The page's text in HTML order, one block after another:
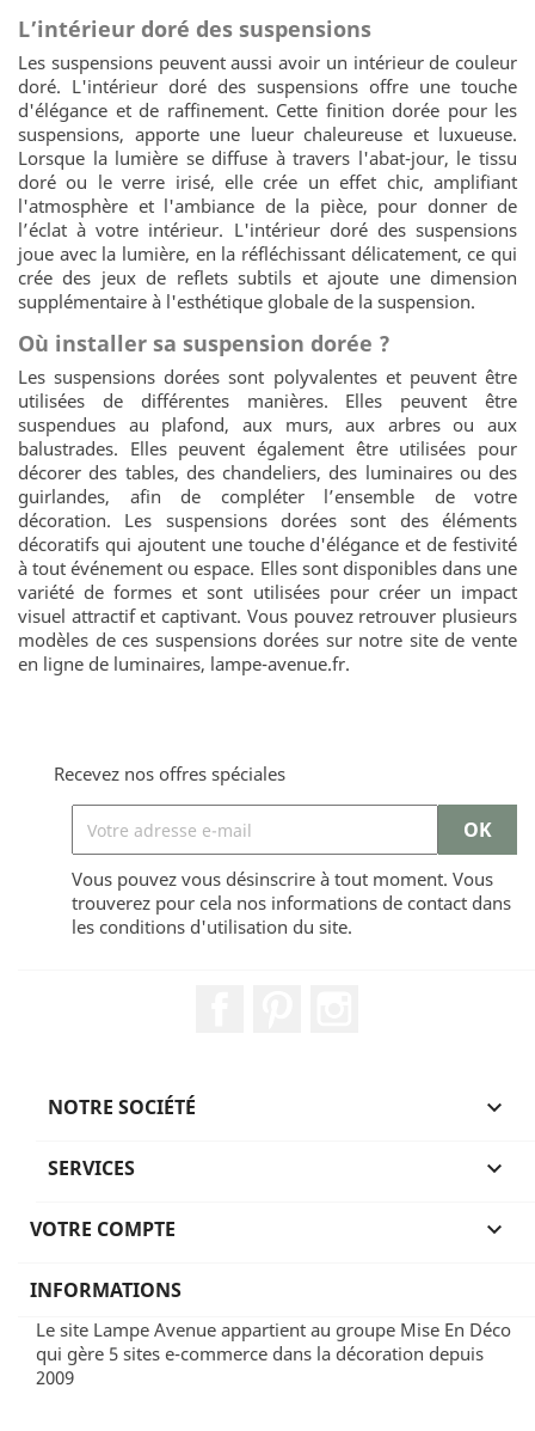
L’intérieur doré des suspensions
Les suspensions peuvent aussi avoir un intérieur de couleur
doré. L'intérieur doré des suspensions offre une touche
d'élégance et de raffinement. Cette finition dorée pour les
suspensions, apporte une lueur chaleureuse et luxueuse.
Lorsque la lumière se diffuse à travers l'abat-jour, le tissu
doré ou le verre irisé, elle crée un effet chic, amplifiant
l'atmosphère et l'ambiance de la pièce, pour donner de
l’éclat à votre intérieur. L'intérieur doré des suspensions
joue avec la lumière, en la réfléchissant délicatement, ce qui
crée des jeux de reflets subtils et ajoute une dimension
supplémentaire à l'esthétique globale de la suspension.
Où installer sa suspension dorée ?
Les suspensions dorées sont polyvalentes et peuvent être
utilisées de différentes manières. Elles peuvent être
suspendues au plafond, aux murs, aux arbres ou aux
balustrades. Elles peuvent également être utilisées pour
décorer des tables, des chandeliers, des luminaires ou des
guirlandes, afin de compléter l’ensemble de votre
décoration. Les suspensions dorées sont des éléments
décoratifs qui ajoutent une touche d'élégance et de festivité
à tout événement ou espace. Elles sont disponibles dans une
variété de formes et sont utilisées pour créer un impact
visuel attractif et captivant. Vous pouvez retrouver plusieurs
modèles de ces suspensions dorées sur notre site de vente
en ligne de luminaires, lampe-avenue.fr.
Recevez nos offres spéciales
Vous pouvez vous désinscrire à tout moment. Vous
trouverez pour cela nos informations de contact dans
les conditions d'utilisation du site.
NOTRE SOCIÉTÉ 
SERVICES 
VOTRE COMPTE 
INFORMATIONS
Le site Lampe Avenue appartient au groupe Mise En Déco
qui gère 5 sites e-commerce dans la décoration depuis
2009